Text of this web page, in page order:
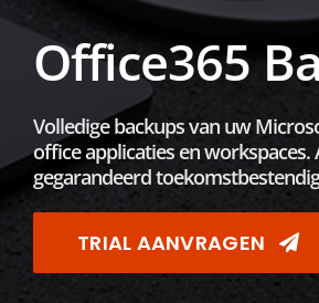
Office365
Volledige backups van uw
office applicaties en workspaces.
gegarandeerd
TRIAL AANVRAGEN